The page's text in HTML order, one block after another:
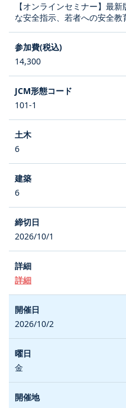
【オンラインセミナー】最
な安全指示、若者への安全教
14,300
101-1
6
6
2026/10/1
詳細
2026/10/2
金